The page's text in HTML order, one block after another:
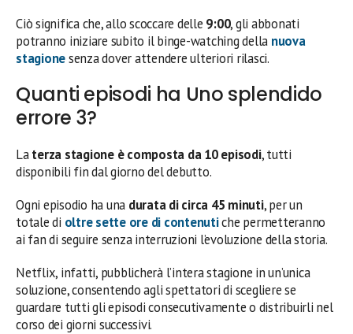
Ciò significa che, allo scoccare delle 9:00, gli abbonati
potranno iniziare subito il binge-watching della nuova
stagionesenza dover attendere ulteriori rilasci.
Quanti episodi ha Uno splendido
errore 3?
Laterza stagione è composta da 10 episodi, tutti
disponibili fin dal giorno del debutto.
Ogni episodio ha una durata di circa 45 minuti, per un
totale di oltre sette ore di contenutiche permetteranno
ai fan di seguire senza interruzioni l’evoluzione della storia.
Netflix, infatti, pubblicherà l’intera stagione in un’unica
soluzione, consentendo agli spettatori di scegliere se
guardare tutti gli episodi consecutivamente o distribuirli nel
corso dei giorni successivi.